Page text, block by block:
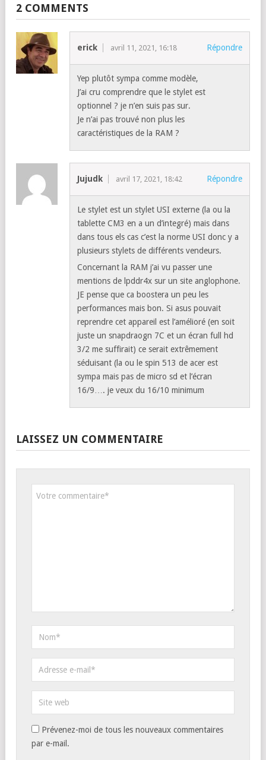
2 COMMENTS
erick avril 11, 2021, 16:18 Répondre
Yep plutôt sympa comme modèle,
J’ai cru comprendre que le stylet est
optionnel ? je n’en suis pas sur.
Je n’ai pas trouvé non plus les
caractéristiques de la RAM ?
Jujudk avril 17, 2021, 18:42 Répondre
Le stylet est un stylet USI externe (la ou la
tablette CM3 en a un d’integré) mais dans
dans tous els cas c’est la norme USI donc y a
plusieurs stylets de différents vendeurs.
Concernant la RAM j’ai vu passer une
mentions de lpddr4x sur un site anglophone.
JE pense que ca boostera un peu les
performances mais bon. Si asus pouvait
reprendre cet appareil est l’amélioré (en soit
juste un snapdraogn 7C et un écran full hd
3/2 me suffirait) ce serait extrêmement
séduisant (la ou le spin 513 de acer est
sympa mais pas de micro sd et l’écran
16/9…. je veux du 16/10 minimum
LAISSEZ UN COMMENTAIRE
Prévenez-moi de tous les nouveaux commentaires
par e-mail.